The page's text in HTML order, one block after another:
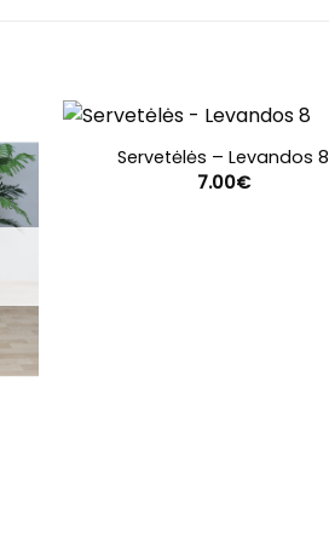
Servetėlės – Levandos 8
7.00€